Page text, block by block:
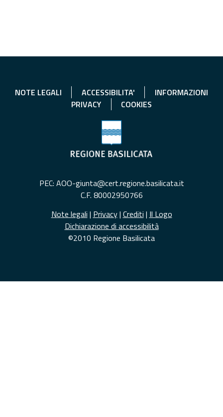
NOTE LEGALI ACCESSIBILITA'
INFORMAZIONI
PRIVACY
COOKIES
PEC: AOO-giunta@cert.regione.basilicata.it
C.F. 80002950766
Note legali | Privacy| Crediti | Il Logo
Dichiarazione di accessibilità
©2010 Regione Basilicata